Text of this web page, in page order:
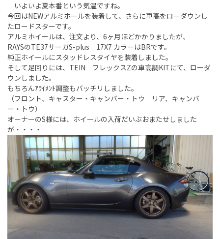
いよいよ夏本番という気温ですね。
今回はNEWアルミホールを装着して、さらに車高をローダウンし
たロードスターです。
アルミホイールは、注文より、6ヶ月ほどかかりましたが、
RAYSのTE37サーガS-plus 17X7 カラーはBRです。
純正ホイールにスタッドレスタイヤを装着しました。
そして足回りには、TEIN フレックスZの車高調KITにて、ローダ
ウンしました。
もちろんｱﾗｲﾒﾝﾄ調整もバッチリしました。
（フロント、キャスター・キャンバー・トウ リア、キャンバ
ー・トウ）
オーナーのS様には、ホイールの入荷だいぶおまたせしました
が・・・・